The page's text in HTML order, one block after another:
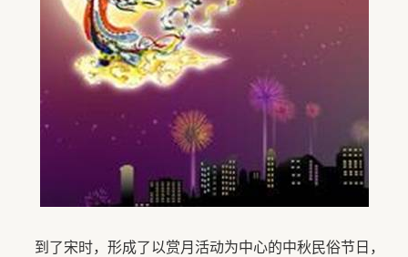
到了宋时，形成了以赏月活动为中心的中秋民俗节日，